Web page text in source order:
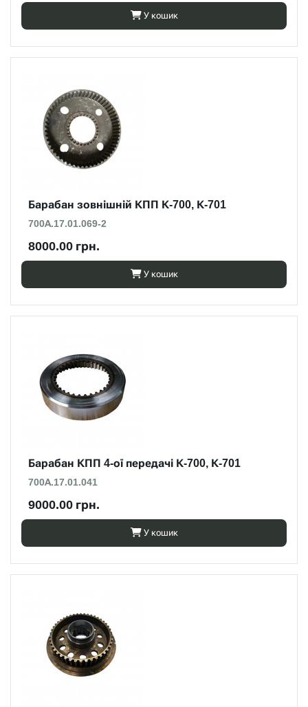
У кошик
Барабан зовнішній КПП К-700, К-701
700А.17.01.069-2
8000.00 грн.
У кошик
Барабан КПП 4-ої передачі К-700, К-701
700А.17.01.041
9000.00 грн.
У кошик